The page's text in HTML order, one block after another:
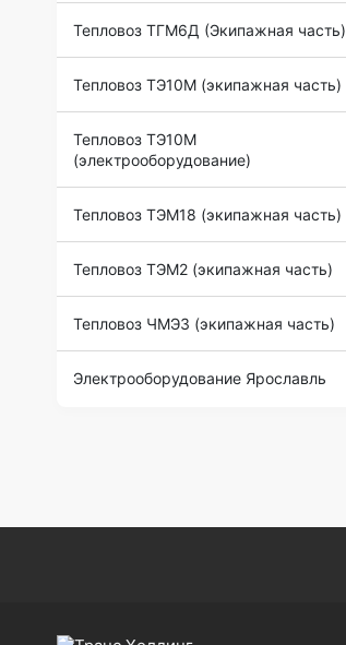
Тепловоз ТГМ6Д (Экипажная часть)
Тепловоз ТЭ10М (экипажная часть)
Тепловоз ТЭ10М
(электрооборудование)
Тепловоз ТЭМ18 (экипажная часть)
Тепловоз ТЭМ2 (экипажная часть)
Тепловоз ЧМЭ3 (экипажная часть)
Электрооборудование Ярославль